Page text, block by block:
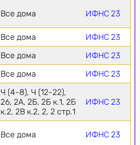
Все дома ИФНС 23
Все дома
ИФНС 23
Все дома
ИФНС 23
Все дома ИФНС 23
Ч (4-8), Ч (12-22),
26, 2А, 2Б, 2Б к.1, 2Б
к.2, 2В к.2, 2, 2 стр.1
ИФНС 23
Все дома ИФНС 23